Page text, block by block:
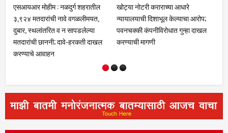
खोट्या नोटरी कराराच्या आधारे
न्यायालयाची दिशाभूल केल्याचा आरोप;
पवनचक्की कंपनीविरोधात गुन्हा दाखल
करण्याची मागणी
तीन लांडग्यांचा कळप शेळ्यांवर तुटून
पडला; सहा शेळ्या ठार, दोन गंभीर
जखमीशहापूर शिवारातील घटना;
पशुपालकांमध्ये भीतीचे वातावरण,